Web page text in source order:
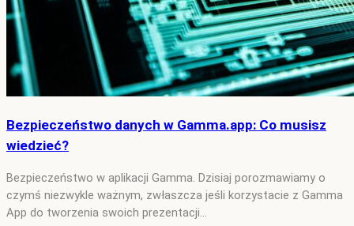
Bezpieczeństwo danych w Gamma.app: Co musisz
wiedzieć?
Bezpieczeństwo w aplikacji Gamma. Dzisiaj porozmawiamy o
czymś niezwykle ważnym, zwłaszcza jeśli korzystacie z Gamma
App do tworzenia swoich prezentacji…